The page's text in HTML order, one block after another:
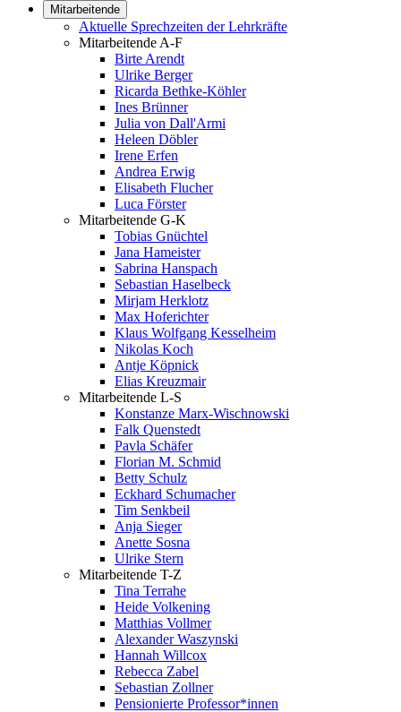
Mitarbeitende
Aktuelle Sprechzeiten der Lehrkräfte
Mitarbeitende A-F
Birte Arendt
Ulrike Berger
Ricarda Bethke-Köhler
Ines Brünner
Julia von Dall'Armi
Heleen Döbler
Irene Erfen
Andrea Erwig
Elisabeth Flucher
Luca Förster
Mitarbeitende G-K
Tobias Gnüchtel
Jana Hameister
Sabrina Hanspach
Sebastian Haselbeck
Mirjam Herklotz
Max Hoferichter
Klaus Wolfgang Kesselheim
Nikolas Koch
Antje Köpnick
Elias Kreuzmair
Mitarbeitende L-S
Konstanze Marx-Wischnowski
Falk Quenstedt
Pavla Schäfer
Florian M. Schmid
Betty Schulz
Eckhard Schumacher
Tim Senkbeil
Anja Sieger
Anette Sosna
Ulrike Stern
Mitarbeitende T-Z
Tina Terrahe
Heide Volkening
Matthias Vollmer
Alexander Waszynski
Hannah Willcox
Rebecca Zabel
Sebastian Zollner
Pensionierte Professor*innen